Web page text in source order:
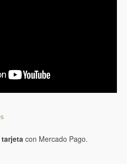
con Mercado Pago.